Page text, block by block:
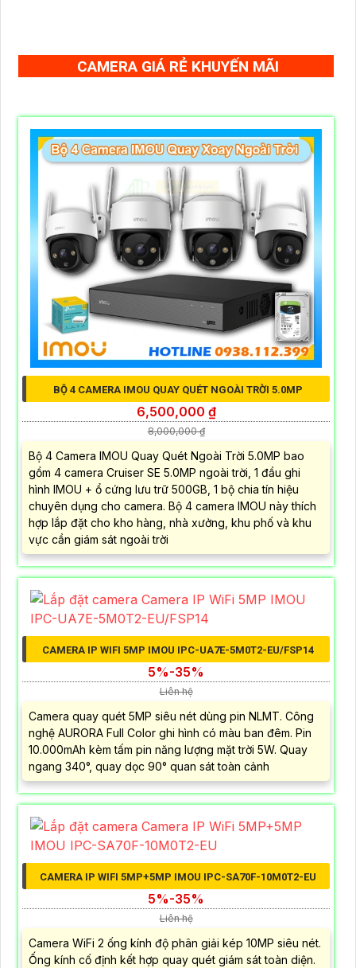
CAMERA GIÁ RẺ KHUYẾN MÃI
BỘ 4 CAMERA IMOU QUAY QUÉT NGOÀI TRỜI 5.0MP
6,500,000 ₫
8,000,000 ₫
Bộ 4 Camera IMOU Quay Quét Ngoài Trời 5.0MP bao
gồm 4 camera Cruiser SE 5.0MP ngoài trời, 1 đầu ghi
hình IMOU + ổ cứng lưu trữ 500GB, 1 bộ chia tín hiệu
chuyên dụng cho camera. Bộ 4 camera IMOU này thích
hợp lắp đặt cho kho hàng, nhà xưởng, khu phố và khu
vực cần giám sát ngoài trời
CAMERA IP WIFI 5MP IMOU IPC-UA7E-5M0T2-EU/FSP14
5%-35%
Liên hệ
Camera quay quét 5MP siêu nét dùng pin NLMT. Công
nghệ AURORA Full Color ghi hình có màu ban đêm. Pin
10.000mAh kèm tấm pin năng lượng mặt trời 5W. Quay
ngang 340°, quay dọc 90° quan sát toàn cảnh
CAMERA IP WIFI 5MP+5MP IMOU IPC-SA70F-10M0T2-EU
5%-35%
Liên hệ
Camera WiFi 2 ống kính độ phân giải kép 10MP siêu nét.
Ống kính cố định kết hợp quay quét giám sát toàn diện.